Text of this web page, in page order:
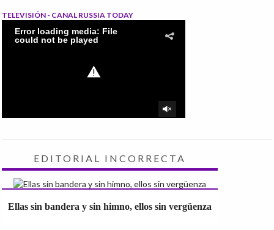
TELEVISIÓN - CANAL RUSSIA TODAY
EDITORIAL INCORRECTA
Ellas sin bandera y sin himno, ellos sin vergüenza